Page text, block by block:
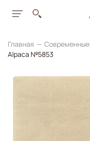
Главная Современные
Alpaca №5853